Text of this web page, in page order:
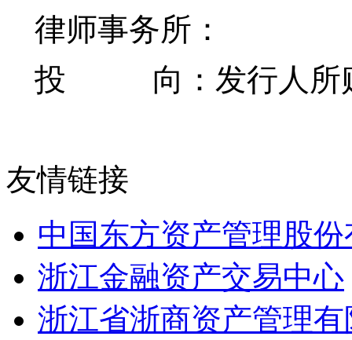
律师事务所：
投 向：发行人所购
友情链接
中国东方资产管理股
浙江金融资产交易中心
浙江省浙商资产管理